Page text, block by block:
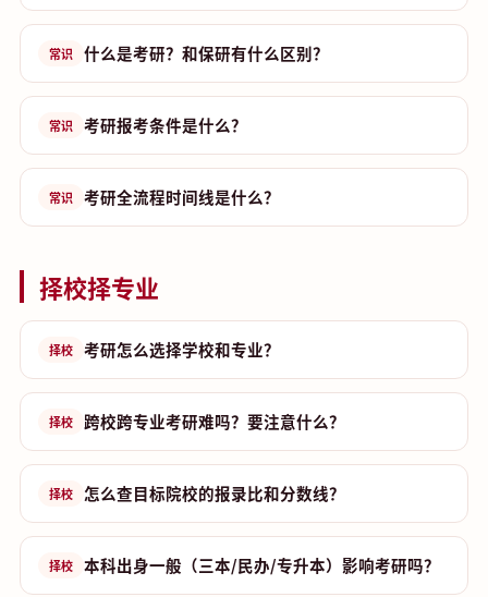
常识 什么是考研？和保研有什么区别？
常识 考研报考条件是什么？
常识 考研全流程时间线是什么？
择校择专业
择校 考研怎么选择学校和专业？
择校 跨校跨专业考研难吗？要注意什么？
择校 怎么查目标院校的报录比和分数线？
择校 本科出身一般（三本/民办/专升本）影响考研吗？